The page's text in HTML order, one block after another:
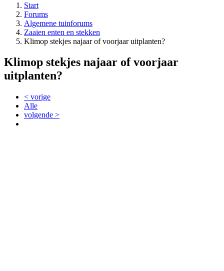
Start
Forums
Algemene tuinforums
Zaaien enten en stekken
Klimop stekjes najaar of voorjaar uitplanten?
Klimop stekjes najaar of voorjaar
uitplanten?
< vorige
Alle
volgende >